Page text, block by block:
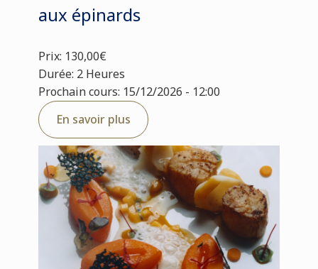
aux épinards
Prix: 130,00€
Durée: 2 Heures
Prochain cours: 15/12/2026 - 12:00
En savoir plus